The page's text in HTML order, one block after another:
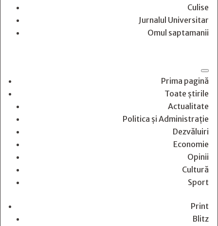
Culise
Jurnalul Universitar
Omul saptamanii
Prima pagină
Toate știrile
Actualitate
Politica și Administrație
Dezvăluiri
Economie
Opinii
Cultură
Sport
Print
Blitz